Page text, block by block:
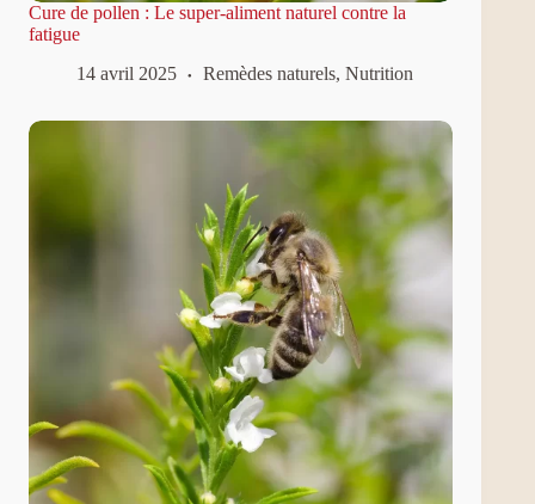
Cure de pollen : Le super-aliment naturel contre la
fatigue
14 avril 2025
Remèdes naturels, Nutrition